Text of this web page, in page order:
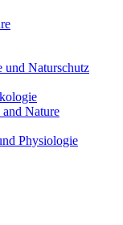
und Naturschutz
Nature
Physiologie